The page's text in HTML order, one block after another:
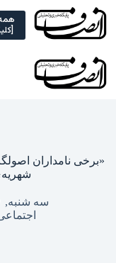
Skip
content
«برخی نامداران
سه شنبه, ۱ شهریور ۱۴۰۱ – ۱۶:۴۱